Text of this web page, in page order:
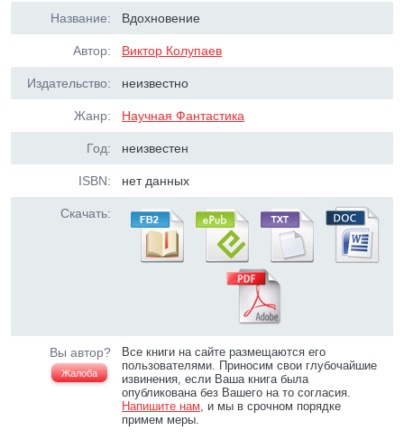
Название: Вдохновение
Автор: Виктор Колупаев
Издательство: неизвестно
Жанр: Научная Фантастика
Год: неизвестен
ISBN: нет данных
Скачать:
Вы автор?
Жалоба
Все книги на сайте размещаются его
пользователями. Приносим свои глубочайшие
извинения, если Ваша книга была
опубликована без Вашего на то согласия.
Напишите нам, и мы в срочном порядке
примем меры.